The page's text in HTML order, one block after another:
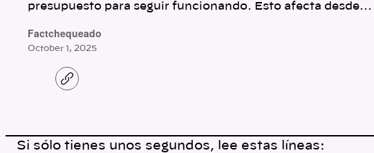
presupuesto para seguir funcionando. Esto afecta desde…
Factchequeado
October 1, 2025
C
o
i
n
Si sólo tienes unos segundos, lee estas líneas: